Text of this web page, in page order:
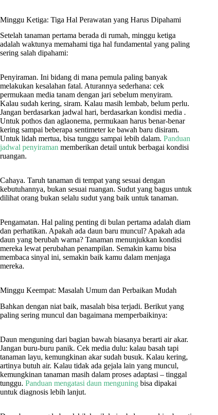
Minggu Ketiga: Tiga Hal Perawatan yang Harus Dipahami
Setelah tanaman pertama berada di rumah, minggu ketiga
adalah waktunya memahami tiga hal fundamental yang paling
sering salah dipahami:
Penyiraman. Ini bidang di mana pemula paling banyak
melakukan kesalahan fatal. Aturannya sederhana: cek
permukaan media tanam dengan jari sebelum menyiram.
Kalau sudah kering, siram. Kalau masih lembab, belum perlu.
Jangan berdasarkan jadwal hari, berdasarkan kondisi media .
Untuk pothos dan aglaonema, permukaan harus benar-benar
kering sampai beberapa sentimeter ke bawah baru disiram.
Untuk lidah mertua, bisa tunggu sampai lebih dalam. Panduan
jadwal penyiraman memberikan detail untuk berbagai kondisi
ruangan.
Cahaya. Taruh tanaman di tempat yang sesuai dengan
kebutuhannya, bukan sesuai ruangan. Sudut yang bagus untuk
dilihat orang bukan selalu sudut yang baik untuk tanaman.
Pengamatan. Hal paling penting di bulan pertama adalah diam
dan perhatikan. Apakah ada daun baru muncul? Apakah ada
daun yang berubah warna? Tanaman menunjukkan kondisi
mereka lewat perubahan penampilan. Semakin kamu bisa
membaca sinyal ini, semakin baik kamu dalam menjaga
mereka.
Minggu Keempat: Masalah Umum dan Perbaikan Mudah
Bahkan dengan niat baik, masalah bisa terjadi. Berikut yang
paling sering muncul dan bagaimana memperbaikinya:
Daun menguning dari bagian bawah biasanya berarti air akar.
Jangan buru-buru panik. Cek media dulu: kalau basah tapi
tanaman layu, kemungkinan akar sudah busuk. Kalau kering,
artinya butuh air. Kalau tidak ada gejala lain yang muncul,
kemungkinan tanaman masih dalam proses adaptasi – tinggal
tunggu. Panduan mengatasi daun menguning bisa dipakai
untuk diagnosis lebih lanjut.